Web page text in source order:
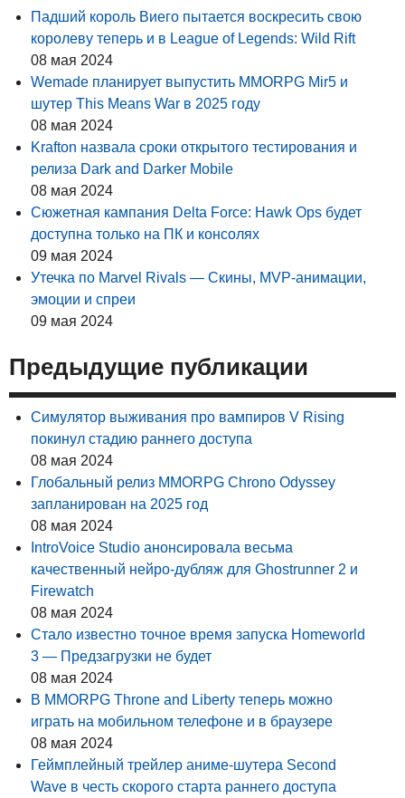
Падший король Виего пытается воскресить свою
королеву теперь и в League of Legends: Wild Rift
08 мая 2024
Wemade планирует выпустить MMORPG Mir5 и
шутер This Means War в 2025 году
08 мая 2024
Krafton назвала сроки открытого тестирования и
релиза Dark and Darker Mobile
08 мая 2024
Сюжетная кампания Delta Force: Hawk Ops будет
доступна только на ПК и консолях
09 мая 2024
Утечка по Marvel Rivals — Скины, MVP-анимации,
эмоции и спреи
09 мая 2024
Предыдущие публикации
Симулятор выживания про вампиров V Rising
покинул стадию раннего доступа
08 мая 2024
Глобальный релиз MMORPG Chrono Odyssey
запланирован на 2025 год
08 мая 2024
IntroVoice Studio анонсировала весьма
качественный нейро-дубляж для Ghostrunner 2 и
Firewatch
08 мая 2024
Стало известно точное время запуска Homeworld
3 — Предзагрузки не будет
08 мая 2024
В MMORPG Throne and Liberty теперь можно
играть на мобильном телефоне и в браузере
08 мая 2024
Геймплейный трейлер аниме-шутера Second
Wave в честь скорого старта раннего доступа